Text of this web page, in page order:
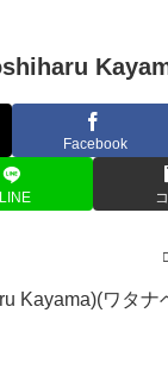
Facebook
LINE
Kayama)(ワタナ